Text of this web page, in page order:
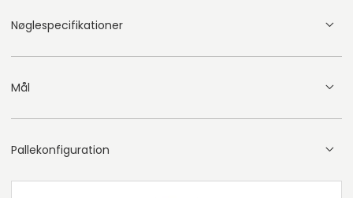
Nøglespecifikationer
Mål
Pallekonfiguration